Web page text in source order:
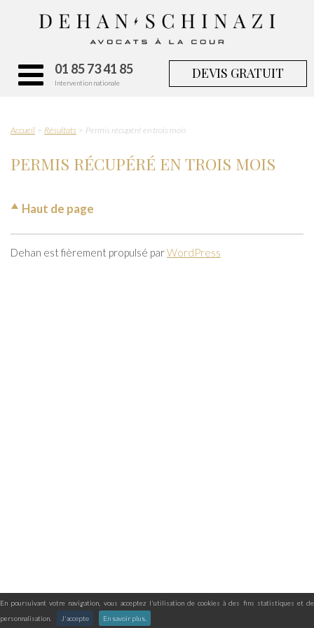
En poursuivant votre navigation, vous acceptez l'utilisation de cookies à des fins statistiques et de
personnalisation.
J'accepte En savoir plus.
01 85 73 41 85
Intervention nationale
DEVIS GRATUIT
Accueil Résultats Permis récupéré en trois mois
PERMIS RÉCUPÉRÉ EN TROIS MOIS
Haut de page
Dehan est fièrement propulsé parWordPress